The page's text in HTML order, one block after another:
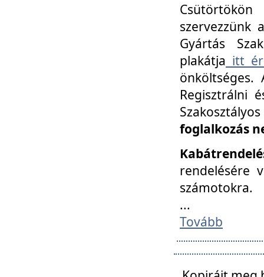
szervezzünk
Gyártás
plakátja itt
Regisztrálni
foglalkozás
rendelésére
számotokra.
...
Tovább